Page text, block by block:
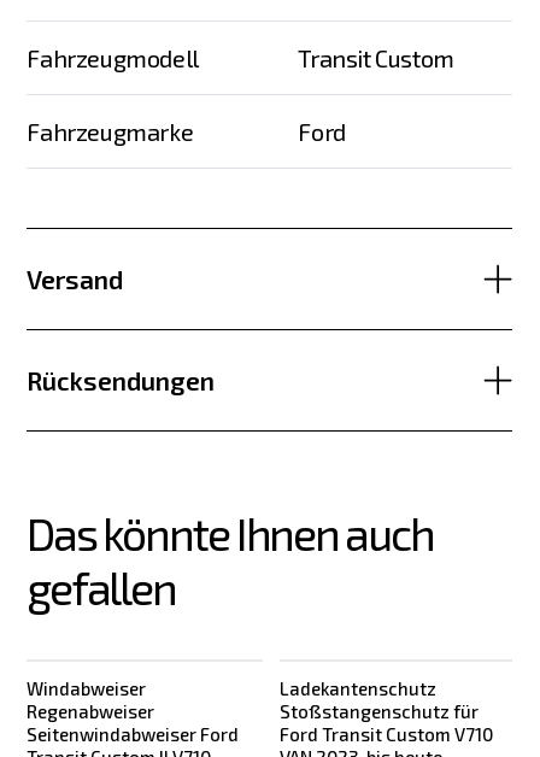
Fahrzeugmodell Transit Custom
Fahrzeugmarke Ford
Versand
Rücksendungen
Das könnte Ihnen auch
gefallen
Windabweiser
Regenabweiser
Seitenwindabweiser Ford
Ladekantenschutz
Stoßstangenschutz für
Ford Transit Custom V710